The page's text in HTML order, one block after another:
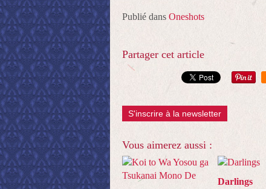
Publié dans Oneshots
Partager cet article
S'inscrire à la newsletter
Vous aimerez aussi :
Darlings